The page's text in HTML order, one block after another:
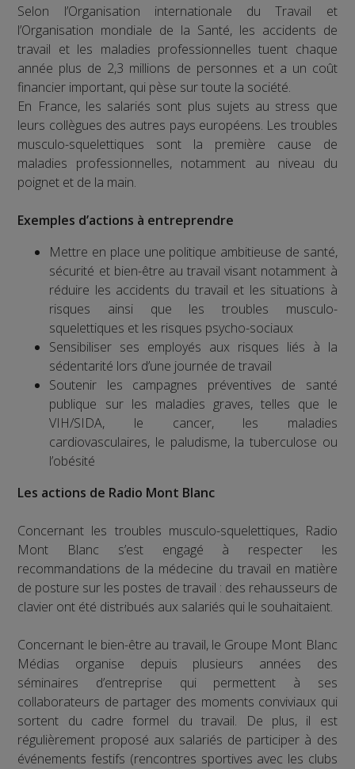
Selon l’Organisation internationale du Travail et
l’Organisation mondiale de la Santé, les accidents de
travail et les maladies professionnelles tuent chaque
année plus de 2,3 millions de personnes et a un coût
financier important, qui pèse sur toute la société.
En France, les salariés sont plus sujets au stress que
leurs collègues des autres pays européens. Les troubles
musculo-squelettiques sont la première cause de
maladies professionnelles, notamment au niveau du
poignet et de la main.
Exemples d’actions à entreprendre
Mettre en place une politique ambitieuse de santé,
sécurité et bien-être au travail visant notamment à
réduire les accidents du travail et les situations à
risques ainsi que les troubles musculo-
squelettiques et les risques psycho-sociaux
Sensibiliser ses employés aux risques liés à la
sédentarité lors d’une journée de travail
Soutenir les campagnes préventives de santé
publique sur les maladies graves, telles que le
VIH/SIDA, le cancer, les maladies
cardiovasculaires, le paludisme, la tuberculose ou
l’obésité
Les actions de Radio Mont Blanc
Concernant les troubles musculo-squelettiques, Radio
Mont Blanc s’est engagé à respecter les
recommandations de la médecine du travail en matière
de posture sur les postes de travail : des rehausseurs de
clavier ont été distribués aux salariés qui le souhaitaient.
Concernant le bien-être au travail, le Groupe Mont Blanc
Médias organise depuis plusieurs années des
séminaires d’entreprise qui permettent à ses
collaborateurs de partager des moments conviviaux qui
sortent du cadre formel du travail. De plus, il est
régulièrement proposé aux salariés de participer à des
événements festifs (rencontres sportives avec les clubs